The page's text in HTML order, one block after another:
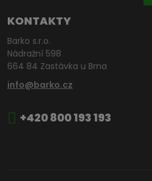
KONTAKTY
Barko s.r.o.
Nádražní 598
664 84 Zastávka u Brna
info@barko.cz
+420 800 193 193